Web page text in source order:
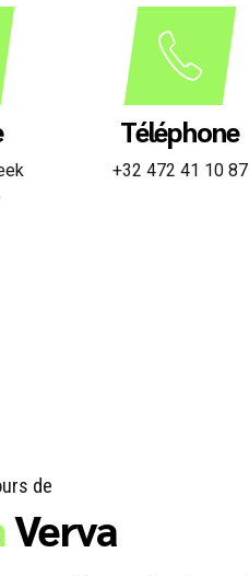
Téléphone
+32 472 41 10 87
de
Verva